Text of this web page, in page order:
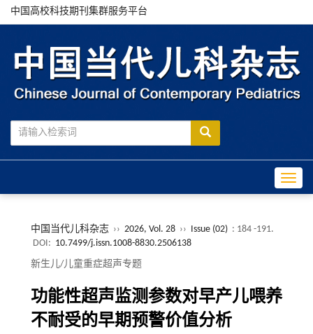
中国高校科技期刊集群服务平台
中国当代儿科杂志 ›› 2026, Vol. 28 ›› Issue (02) : 184 -191.
DOI: 10.7499/j.issn.1008-8830.2506138
新生儿/儿童重症超声专题
功能性超声监测参数对早产儿喂养
不耐受的早期预警价值分析